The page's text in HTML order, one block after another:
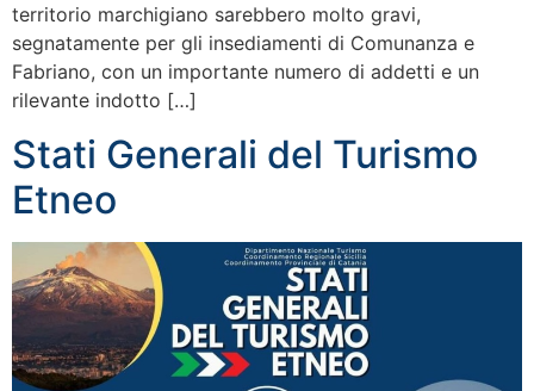
territorio marchigiano sarebbero molto gravi,
segnatamente per gli insediamenti di Comunanza e
Fabriano, con un importante numero di addetti e un
rilevante indotto […]
Stati Generali del Turismo
Etneo